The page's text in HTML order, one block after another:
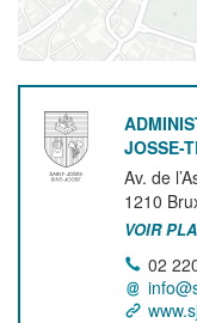
JOSSE-
Av. de
1210
VOIR
02